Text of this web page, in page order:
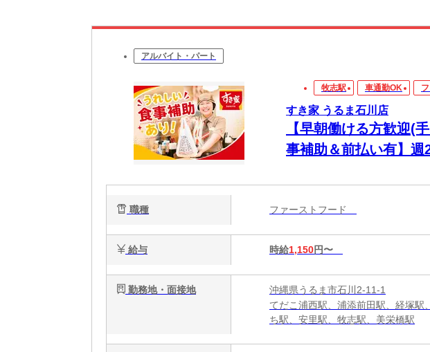
アルバイト・パート
牧志駅 車通勤OK
すき家 うるま石川店
【早朝働ける方歓迎
事補助＆前払い有】
職種 ファーストフード
給与 時給1,150円〜
勤務地・面接地
沖縄県うるま市石川2-11-1
てだこ浦西駅、浦添前田駅、経塚駅
ち駅、安里駅、牧志駅、美栄橋駅